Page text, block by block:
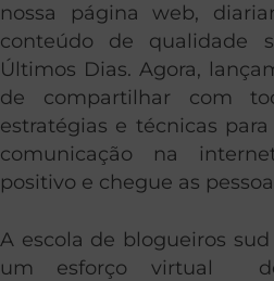
nossa página web,
conteúdo de qualidade
Últimos Dias. Agora,
de compartilhar com
estratégias e técnicas
comunicação na
positivo e chegue as
A escola de blogueiros
um esforço virtual